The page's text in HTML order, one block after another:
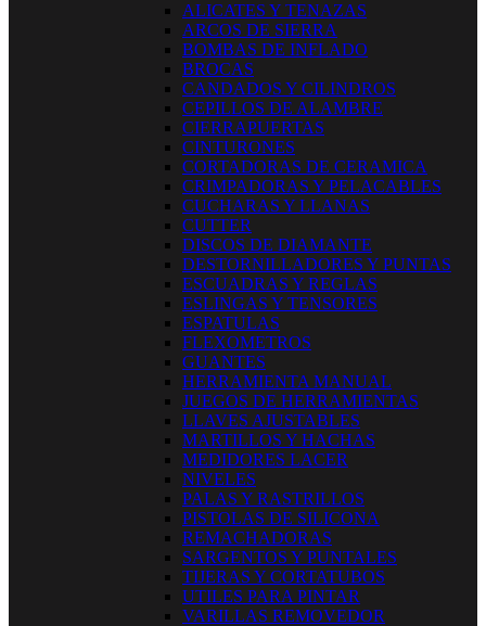
ALICATES Y TENAZAS
ARCOS DE SIERRA
BOMBAS DE INFLADO
BROCAS
CANDADOS Y CILINDROS
CEPILLOS DE ALAMBRE
CIERRAPUERTAS
CINTURONES
CORTADORAS DE CERAMICA
CRIMPADORAS Y PELACABLES
CUCHARAS Y LLANAS
CUTTER
DISCOS DE DIAMANTE
DESTORNILLADORES Y PUNTAS
ESCUADRAS Y REGLAS
ESLINGAS Y TENSORES
ESPATULAS
FLEXOMETROS
GUANTES
HERRAMIENTA MANUAL
JUEGOS DE HERRAMIENTAS
LLAVES AJUSTABLES
MARTILLOS Y HACHAS
MEDIDORES LACER
NIVELES
PALAS Y RASTRILLOS
PISTOLAS DE SILICONA
REMACHADORAS
SARGENTOS Y PUNTALES
TIJERAS Y CORTATUBOS
UTILES PARA PINTAR
VARILLAS REMOVEDOR